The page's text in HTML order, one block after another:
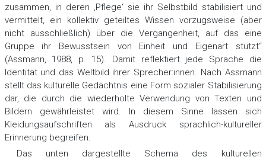
zusammen, in deren ‚Pflege‘ sie ihr Selbstbild stabilisiert und
vermittelt, ein kollektiv geteiltes Wissen vorzugsweise (aber
nicht ausschließlich) über die Vergangenheit, auf das eine
Gruppe ihr Bewusstsein von Einheit und Eigenart stützt“
(Assmann, 1988, р. 15). Damit reflektiert jede Sprache die
Identität und das Weltbild ihrer Sprecher:innen. Nach Assmann
stellt das kulturelle Gedächtnis eine Form sozialer Stabilisierung
dar, die durch die wiederholte Verwendung von Texten und
Bildern gewährleistet wird. In diesem Sinne lassen sich
Kleidungsaufschriften als Ausdruck sprachlich-kultureller
Erinnerung begreifen.
Das unten dargestellte Schema des kulturellen